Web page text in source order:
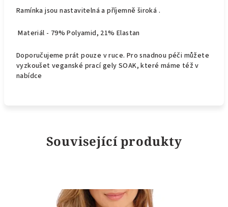
Ramínka jsou nastavitelná a příjemně široká .
Materiál - 79% Polyamid, 21% Elastan
Doporučujeme prát pouze v ruce. Pro snadnou péči můžete
vyzkoušet veganské prací gely SOAK, které máme též v
nabídce
Související produkty